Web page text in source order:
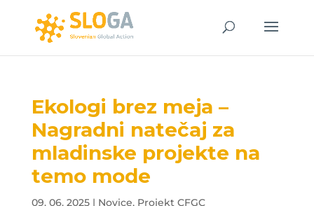
Ekologi brez meja –
Nagradni natečaj za
mladinske projekte na
temo mode
09. 06. 2025| Novice, Projekt CFGC